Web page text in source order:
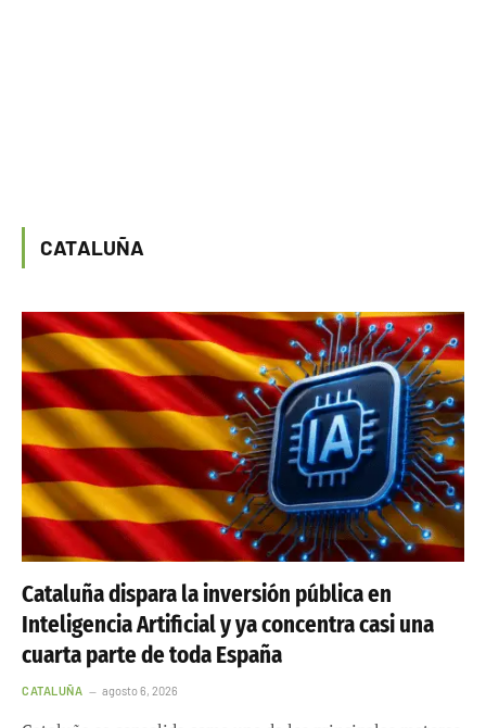
CATALUÑA
Cataluña dispara la inversión pública en
Inteligencia Artificial y ya concentra casi una
cuarta parte de toda España
CATALUÑA agosto 6, 2026